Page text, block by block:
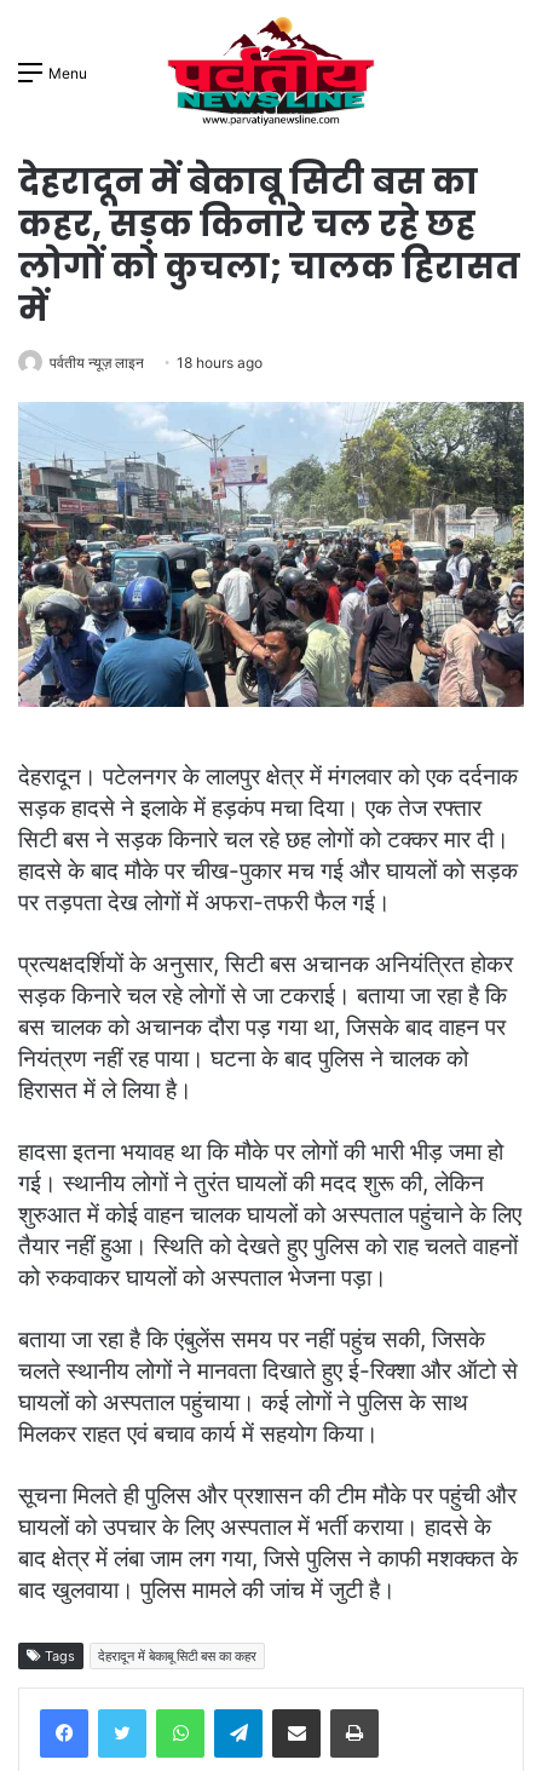
Menu
देहरादून में बेकाबू सिटी बस का
कहर, सड़क किनारे चल रहे छह
लोगों को कुचला; चालक हिरासत
में
पर्वतीय न्यूज़ लाइन 18 hours ago
देहरादून। पटेलनगर के लालपुर क्षेत्र में मंगलवार को एक दर्दनाक
सड़क हादसे ने इलाके में हड़कंप मचा दिया। एक तेज रफ्तार
सिटी बस ने सड़क किनारे चल रहे छह लोगों को टक्कर मार दी।
हादसे के बाद मौके पर चीख-पुकार मच गई और घायलों को सड़क
पर तड़पता देख लोगों में अफरा-तफरी फैल गई।
प्रत्यक्षदर्शियों के अनुसार, सिटी बस अचानक अनियंत्रित होकर
सड़क किनारे चल रहे लोगों से जा टकराई। बताया जा रहा है कि
बस चालक को अचानक दौरा पड़ गया था, जिसके बाद वाहन पर
नियंत्रण नहीं रह पाया। घटना के बाद पुलिस ने चालक को
हिरासत में ले लिया है।
हादसा इतना भयावह था कि मौके पर लोगों की भारी भीड़ जमा हो
गई। स्थानीय लोगों ने तुरंत घायलों की मदद शुरू की, लेकिन
शुरुआत में कोई वाहन चालक घायलों को अस्पताल पहुंचाने के लिए
तैयार नहीं हुआ। स्थिति को देखते हुए पुलिस को राह चलते वाहनों
को रुकवाकर घायलों को अस्पताल भेजना पड़ा।
बताया जा रहा है कि एंबुलेंस समय पर नहीं पहुंच सकी, जिसके
चलते स्थानीय लोगों ने मानवता दिखाते हुए ई-रिक्शा और ऑटो से
घायलों को अस्पताल पहुंचाया। कई लोगों ने पुलिस के साथ
मिलकर राहत एवं बचाव कार्य में सहयोग किया।
सूचना मिलते ही पुलिस और प्रशासन की टीम मौके पर पहुंची और
घायलों को उपचार के लिए अस्पताल में भर्ती कराया। हादसे के
बाद क्षेत्र में लंबा जाम लग गया, जिसे पुलिस ने काफी मशक्कत के
बाद खुलवाया। पुलिस मामले की जांच में जुटी है।
Tags देहरादून में बेकाबू सिटी बस का कहर
WhatsAppTelegramShare via Email Print